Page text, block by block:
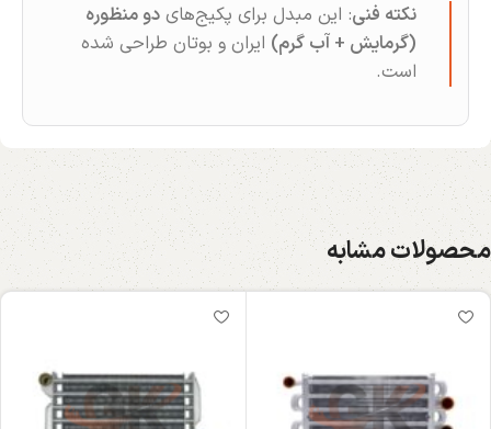
نکته فنی: این مبدل برای پکیج‌های دو منظوره
(گرمایش + آب گرم) ایران و بوتان طراحی شده
است.
محصولات مشابه